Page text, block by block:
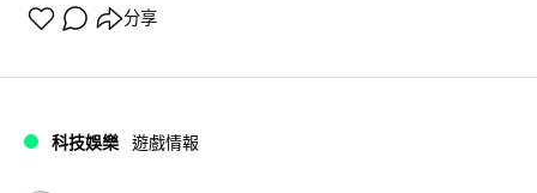
分享
科技娛樂 遊戲情報